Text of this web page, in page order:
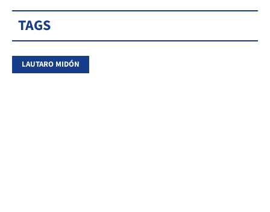
TAGS
LAUTARO MIDÓN